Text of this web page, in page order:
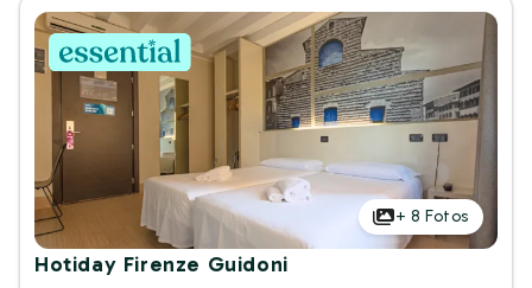
+ 8 Fotos
Hotiday Firenze Guidoni